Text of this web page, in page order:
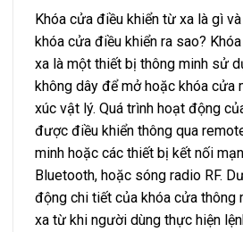
Khóa cửa điều khiển từ xa là gì
khóa cửa điều khiển ra sao?
xa là một thiết bị thông minh sử
không dây để mở hoặc khóa cửa
xúc vật lý. Quá trình hoạt động
được điều khiển thông qua
minh hoặc các thiết bị kết nối
Bluetooth, hoặc sóng radio RF.
động chi tiết của khóa cửa thông
xa từ khi người dùng thực hiện